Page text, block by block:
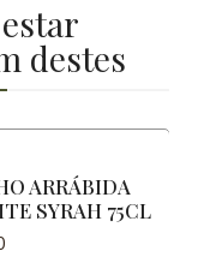
destes
ARRÁBIDA
SYRAH 75CL